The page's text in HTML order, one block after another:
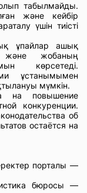
табылмайды.
және кейбір
үшін тиісті
ұпайлар ашық
және жобаның
көрсетеді.
ұстанымымен
мүмкін.
на повышение
конкуренции.
об
остаётся на
порталы —
бюросы —